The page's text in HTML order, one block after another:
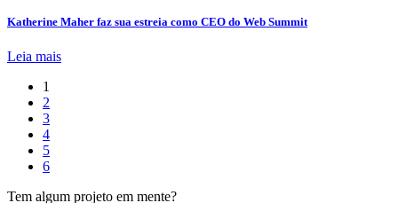
Katherine Maher faz sua estreia como CEO do Web Summit
Leia mais
1
2
3
4
5
6
Tem algum projeto em mente?